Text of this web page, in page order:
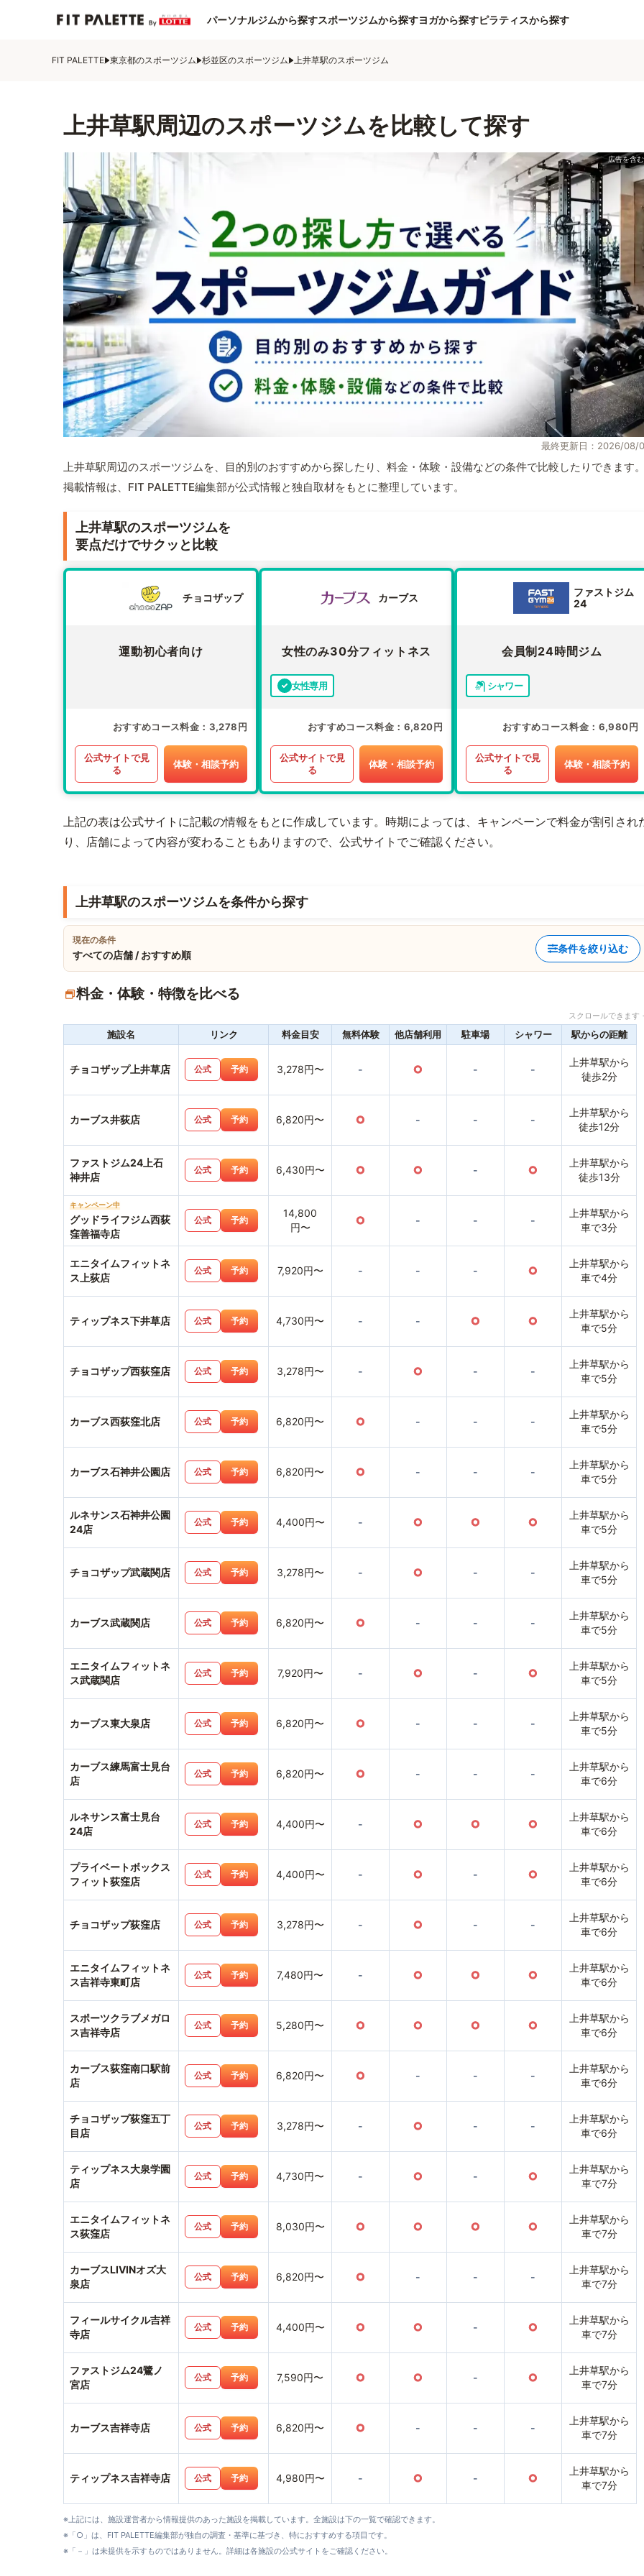
パーソナルジムから探すスポーツジムから探すヨガから探すピラティスから探す
FIT PALETTE 東京都のスポーツジム 杉並区のスポーツジム 上井草駅のスポーツジム
上井草駅周辺のスポーツジムを比較して探す
最終更新日：2026/08/
上井草駅周辺のスポーツジムを、目的別のおすすめから探したり、料金・体験・設備などの条件で比較したりできます
掲載情報は、FIT PALETTE編集部が公式情報と独自取材をもとに整理しています。
上井草駅のスポーツジムを
要点だけでサクッと比較
チョコザップ
運動初心者向け
おすすめコース料金 3,278円
公式サイトで見
る
体験・相談予約
カーブス
女性のみ30分フィットネス
女性専用
おすすめコース料金 6,820円
公式サイトで見
る
体験・相談予約
ファストジム
24
会員制24時間ジム
シャワー
おすすめコース料金 6,980円
公式サイトで見
る
体験・相談予約
上記の表は公式サイトに記載の情報をもとに作成しています。時期によっては、キャンペーンで料金が割引され
り、店舗によって内容が変わることもありますので、公式サイトでご確認ください。
上井草駅のスポーツジムを条件から探す
現在の条件
すべての店舗 / おすすめ順
条件を絞り込む
料金・体験・特徴を比べる
スクロールできま
施設名 リンク 料金目安 無料体験 他店舗利用 駐車場 シャワー 駅からの距離
チョコザップ上井草店 公式 予約 3,278円〜 - ○ - -
上井草駅から
徒歩2分
カーブス井荻店 公式 予約 6,820円〜 ○ - - -
上井草駅から
徒歩12分
ファストジム24上石
神井店
公式 予約 6,430円〜 ○ ○ - ○
上井草駅から
徒歩13分
キャンペーン中
グッドライフジム西荻
窪善福寺店
公式 予約
14,800
円〜
○ - - -
上井草駅から
車で3分
エニタイムフィットネ
ス上荻店
公式 予約 7,920円〜 - - - ○
上井草駅から
車で4分
ティップネス下井草店 公式 予約 4,730円〜 - - ○ ○
上井草駅から
車で5分
チョコザップ西荻窪店 公式 予約 3,278円〜 - ○ - -
上井草駅から
車で5分
カーブス西荻窪北店 公式 予約 6,820円〜 ○ - - -
上井草駅から
車で5分
カーブス石神井公園店 公式 予約 6,820円〜 ○ - - -
上井草駅から
車で5分
ルネサンス石神井公園
24店
公式 予約 4,400円〜 - ○ ○ ○
上井草駅から
車で5分
チョコザップ武蔵関店 公式 予約 3,278円〜 - ○ - -
上井草駅から
車で5分
カーブス武蔵関店 公式 予約 6,820円〜 ○ - - -
上井草駅から
車で5分
エニタイムフィットネ
ス武蔵関店
公式 予約 7,920円〜 - ○ - ○
上井草駅から
車で5分
カーブス東大泉店 公式 予約 6,820円〜 ○ - - -
上井草駅から
車で5分
カーブス練馬富士見台
店
公式 予約 6,820円〜 ○ - - -
上井草駅から
車で6分
ルネサンス富士見台
24店
公式 予約 4,400円〜 - ○ ○ ○
上井草駅から
車で6分
プライベートボックス
フィット荻窪店
公式 予約 4,400円〜 - ○ - ○
上井草駅から
車で6分
チョコザップ荻窪店 公式 予約 3,278円〜 - ○ - -
上井草駅から
車で6分
エニタイムフィットネ
ス吉祥寺東町店
公式 予約 7,480円〜 - ○ ○ ○
上井草駅から
車で6分
スポーツクラブメガロ
ス吉祥寺店
公式 予約 5,280円〜 ○ ○ ○ ○
上井草駅から
車で6分
カーブス荻窪南口駅前
店
公式 予約 6,820円〜 ○ - - -
上井草駅から
車で6分
チョコザップ荻窪五丁
目店
公式 予約 3,278円〜 - ○ - -
上井草駅から
車で6分
ティップネス大泉学園
店
公式 予約 4,730円〜 - ○ - ○
上井草駅から
車で7分
エニタイムフィットネ
ス荻窪店
公式 予約 8,030円〜 ○ ○ ○ ○
上井草駅から
車で7分
カーブスLIVINオズ大
泉店
公式 予約 6,820円〜 ○ - - -
上井草駅から
車で7分
フィールサイクル吉祥
寺店
公式 予約 4,400円〜 ○ ○ - ○
上井草駅から
車で7分
ファストジム24鷺ノ
宮店
公式 予約 7,590円〜 ○ ○ - ○
上井草駅から
車で7分
カーブス吉祥寺店 公式 予約 6,820円〜 ○ - - -
上井草駅から
車で7分
ティップネス吉祥寺店 公式 予約 4,980円〜 - ○ - ○
上井草駅から
車で7分
※上記には、施設運営者から情報提供のあった施設を掲載しています。全施設は下の一覧で確認できます。
※「○」は、FIT PALETTE編集部が独自の調査・基準に基づき、特におすすめする項目です。
※「－」は未提供を示すものではありません。詳細は各施設の公式サイトをご確認ください。